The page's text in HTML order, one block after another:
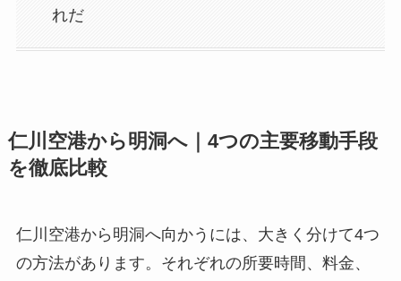
れだ
仁川空港から明洞へ｜4つの主要移動手段
を徹底比較
仁川空港から明洞へ向かうには、大きく分けて4つ
の方法があります。それぞれの所要時間、料金、